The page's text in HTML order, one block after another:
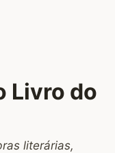
Livro do
literárias,